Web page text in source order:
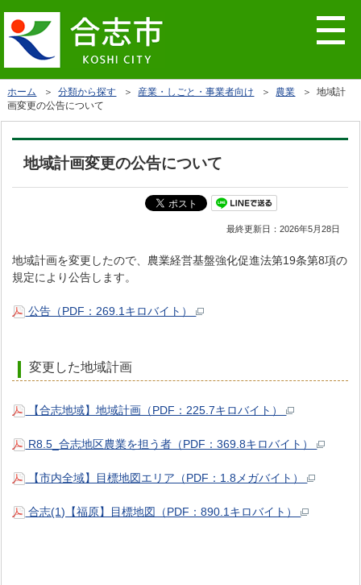
ホーム ＞分類から探す ＞ 産業・しごと・事業者向け ＞ 農業 ＞ 地域計
画変更の公告について
地域計画変更の公告について
最終更新日：2026年5月28日
地域計画を変更したので、農業経営基盤強化促進法第19条第8項の
規定により公告します。
公告（PDF：269.1キロバイト）
変更した地域計画
【合志地域】地域計画（PDF：225.7キロバイト）
R8.5_合志地区農業を担う者（PDF：369.8キロバイト）
【市内全域】目標地図エリア（PDF：1.8メガバイト）
合志(1)【福原】目標地図（PDF：890.1キロバイト）